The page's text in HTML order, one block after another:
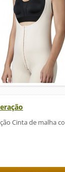
Cinta de malha